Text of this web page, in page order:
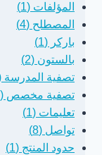
المؤلفات (1)
المصطلح (4)
باركر (1)
بالستون (2)
تصفية المدرسة
تصفية مخصص (14)
تعليمات (1)
تواصل (8)
حدود المنتج (1)